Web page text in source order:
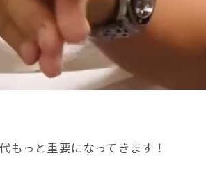
もっと重要になってきます！